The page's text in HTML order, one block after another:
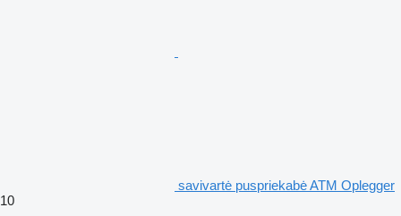
savivartė puspriekabė ATM Oplegger
10